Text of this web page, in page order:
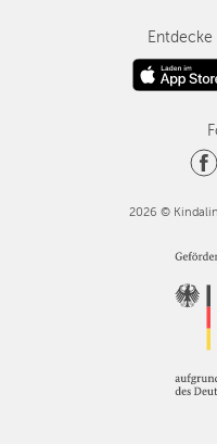
Entdecke
2026 ©